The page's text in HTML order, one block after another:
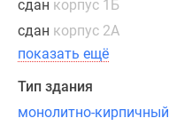
предусмотрены
квартиры
для
людей
с
сдан корпус 1Б
сдан корпус 2А
показать ещё
Тип здания
монолитно-кирпичный